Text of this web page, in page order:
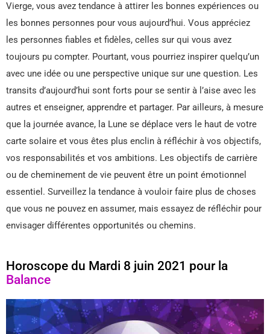
Vierge, vous avez tendance à attirer les bonnes expériences ou
les bonnes personnes pour vous aujourd’hui. Vous appréciez
les personnes fiables et fidèles, celles sur qui vous avez
toujours pu compter. Pourtant, vous pourriez inspirer quelqu’un
avec une idée ou une perspective unique sur une question. Les
transits d’aujourd’hui sont forts pour se sentir à l’aise avec les
autres et enseigner, apprendre et partager. Par ailleurs, à mesure
que la journée avance, la Lune se déplace vers le haut de votre
carte solaire et vous êtes plus enclin à réfléchir à vos objectifs,
vos responsabilités et vos ambitions. Les objectifs de carrière
ou de cheminement de vie peuvent être un point émotionnel
essentiel. Surveillez la tendance à vouloir faire plus de choses
que vous ne pouvez en assumer, mais essayez de réfléchir pour
envisager différentes opportunités ou chemins.
Horoscope du Mardi 8 juin 2021 pour la
Balance